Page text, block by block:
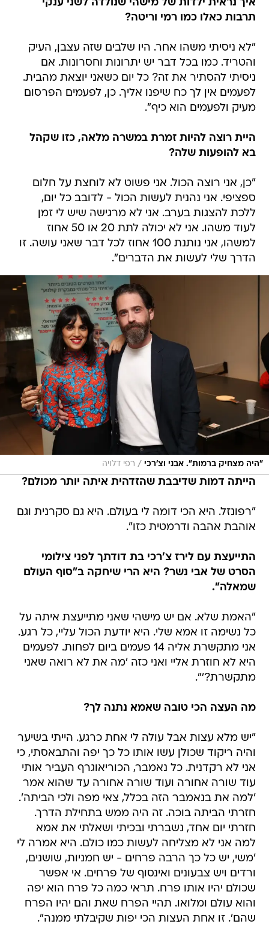
איך נראית ילדות של מישהי שנולדה לשני ענקי
תרבות כאלו כמו רמי וריטה?
"לא ניסיתי משהו אחר. היו שלבים שזה עצבן, העיק
והטריד. כמו בכל דבר יש יתרונות וחסרונות. אם
ניסיתי להסתיר את זה? כל יום כשאני יוצאת מהבית.
לפעמים אין לך כח שיפנו אליך. כן, לפעמים הפרסום
מעיק ולפעמים הוא כיף".
היית רוצה להיות זמרת במשרה מלאה, כזו שקהל
בא להופעות שלה?
"כן, אני רוצה הכול. אני פשוט לא לוחצת על חלום
ספציפי. אני נהנית לעשות הכול - לדובב כל יום,
ללכת להצגות בערב. אני לא מרגישה שיש לי זמן
לעוד משהו. אני לא יכולה לתת 20 או 50 אחוז
למשהו, אני נותנת 100 אחוז לכל דבר שאני עושה. זו
הדרך שלי לעשות את הדברים".
"היה מצחיק ברמות". אבני וצ'רכי / רפי דלויה
הייתה דמות שדיבבת שהזדהית איתה יותר מכולם?
"רפונזל. היא הכי דומה לי בעולם. היא גם סקרנית וגם
אוהבת אהבה ודרמטית כזו".
התייעצת עם לירז צ'רכי בת דודתך לפני צילומי
הסרט של אבי נשר? היא הרי שיחקה ב"סוף העולם
שמאלה".
"האמת שלא. אם יש מישהי שאני מתייעצת איתה על
כל נשימה זו אמא שלי. היא יודעת הכול עליי, כל רגע.
אני מתקשרת אליה 14 פעמים ביום לפחות. לפעמים
היא לא חוזרת אליי ואני כזה 'מה את לא רואה שאני
מתקשרת?'".
מה העצה הכי טובה שאמא נתנה לך?
"יש מלא עצות אבל עולה לי אחת כרגע. הייתי בשיער
והיה ריקוד שכולן עשו אותו כל כך יפה והתבאסתי, כי
אני לא רקדנית. כל נאמבר, הכוריאוגרף העביר אותי
עוד שורה אחורה ועוד שורה אחורה עד שהוא אמר
'למה את בנאמבר הזה בכלל, צאי מפה ולכי הביתה'.
חזרתי הביתה בוכה. זה היה ממש בתחילת הדרך.
חזרתי יום אחד, נשברתי ובכיתי ושאלתי את אמא
למה אני לא מצליחה לעשות כמו כולם. היא אמרה לי
'משי, יש כל כך הרבה פרחים - יש חמניות, שושנים,
ורדים ויש צבעונים ואינסוף של פרחים. אי אפשר
שכולם יהיו אותו פרח. תראי כמה כל פרח הוא יפה
והוא עולם ומלואו. תהיי הפרח שאת והם יהיו הפרח
שהם'. זו אחת העצות הכי יפות שקיבלתי ממנה".